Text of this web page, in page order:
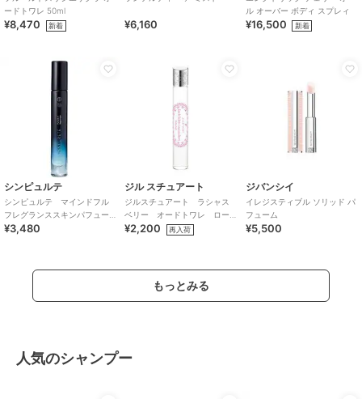
ードトワレ 50ml
¥8,470 新着 ¥6,160
ル オーバー ボディ スプレィ
¥16,500 新着
シンピュルテ
シンピュルテ マインドフル
フレグランススキンパフュー
ム パスート・オブ・ハピネ
¥3,480
ジル スチュアート
ジルスチュアート ラシャス
ベリー オードトワレ ロー
ラーボール
¥2,200 再入荷
ジバンシイ
イレジスティブル ソリッド パ
フューム
¥5,500
もっとみる
人気のシャンプー